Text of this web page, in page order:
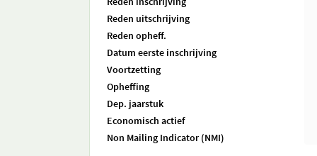
Reden uitschrijving
Reden opheff.
Datum eerste inschrijving
Voortzetting
Opheffing
Dep. jaarstuk
Economisch actief
Non Mailing Indicator (NMI)